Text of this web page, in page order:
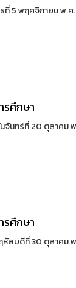
ที่ 5 พฤศจิกายน พ.
รศึกษา
จันทร์ที่ 20 ตุลาคม
รศึกษา
สบดีที่ 30 ตุลาคม